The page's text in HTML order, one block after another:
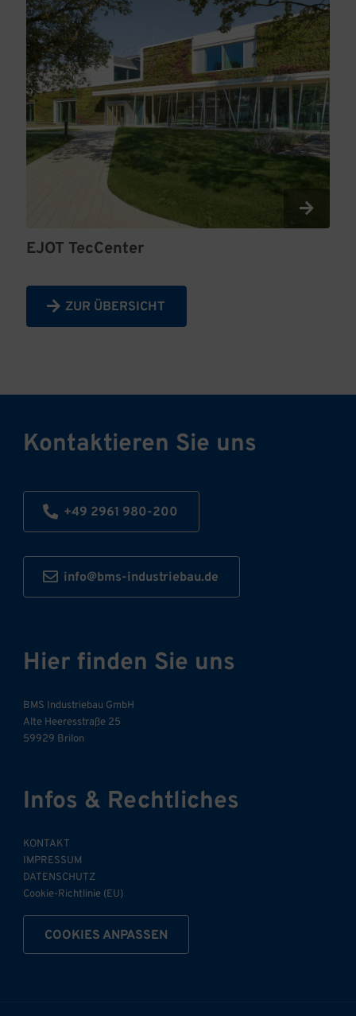
EJOT TecCenter
ZUR ÜBERSICHT
Kontaktieren Sie uns
+49 2961 980-200
info@bms-industriebau.de
Hier finden Sie uns
BMS Industriebau GmbH
Alte Heeresstraße 25
59929 Brilon
Infos & Rechtliches
KONTAKT
IMPRESSUM
DATENSCHUTZ
Cookie-Richtlinie (EU)
COOKIES ANPASSEN